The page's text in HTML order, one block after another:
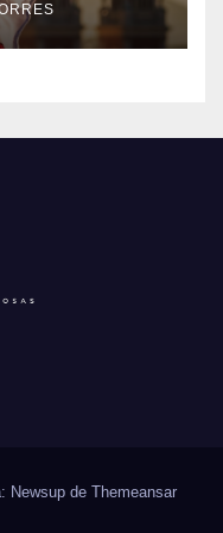
O
M
N
Newsup de Themeansar